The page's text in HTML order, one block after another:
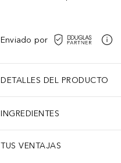
Enviado por
DETALLES DEL PRODUCTO
INGREDIENTES
TUS VENTAJAS